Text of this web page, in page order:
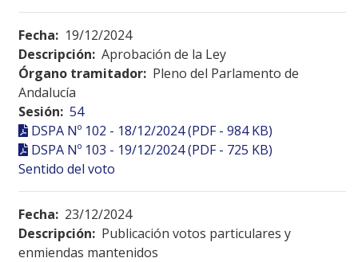
Fecha: 19/12/2024
Descripción: Aprobación de la Ley
Órgano tramitador: Pleno del Parlamento de
Andalucía
Sesión: 54
DSPA Nº 102 - 18/12/2024 (PDF - 984 KB)
DSPA Nº 103 - 19/12/2024 (PDF - 725 KB)
Sentido del voto
Fecha: 23/12/2024
Descripción: Publicación votos particulares y
enmiendas mantenidos